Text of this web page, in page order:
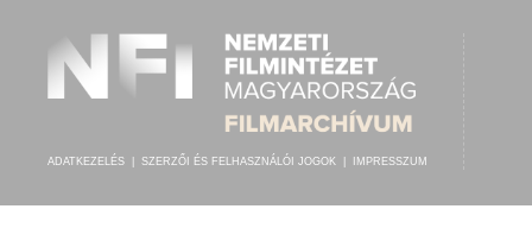
ADATKEZELÉS SZERZŐI ÉS FELHASZNÁLÓI JOGOK IMPRESSZUM